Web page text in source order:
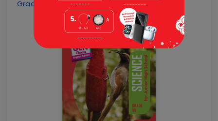
Grade VII1A/KM REVISI PM